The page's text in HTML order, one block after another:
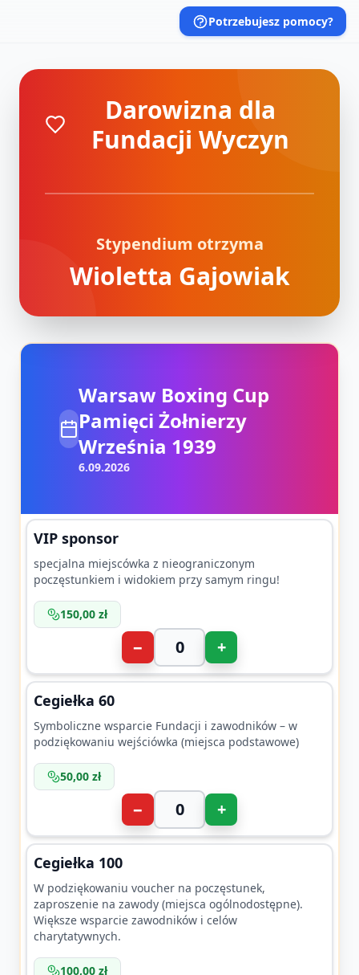
Potrzebujesz pomocy?
Darowizna dla
Fundacji Wyczyn
Stypendium otrzyma
Wioletta Gajowiak
Warsaw Boxing Cup
Pamięci Żołnierzy
Września 1939
6.09.2026
VIP sponsor
specjalna miejscówka z nieograniczonym
poczęstunkiem i widokiem przy samym ringu!
150,00 zł
− +
Cegiełka 60
Symboliczne wsparcie Fundacji i zawodników – w
podziękowaniu wejściówka (miejsca podstawowe)
50,00 zł
− +
Cegiełka 100
W podziękowaniu voucher na poczęstunek,
zaproszenie na zawody (miejsca ogólnodostępne).
Większe wsparcie zawodników i celów
charytatywnych.
100,00 zł